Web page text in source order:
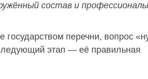
состав и
перечни, вопрос
этап — её правильная